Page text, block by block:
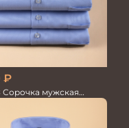
₽
Сорочка мужская